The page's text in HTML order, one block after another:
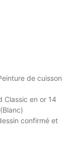
de cuisson
Classic en or 14
confirmé et